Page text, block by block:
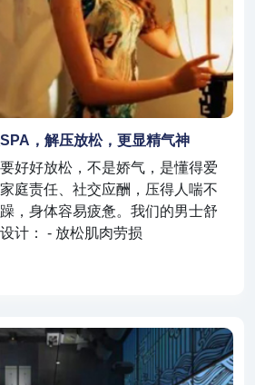
，解压放松，更显精气神
好好放松，不是娇气，是懂得爱
庭责任、社交应酬，压得人喘不
，身体容易疲惫。我们的男士舒
计： - 放松肌肉劳损